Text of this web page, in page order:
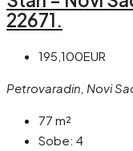
22671.
195,100EUR
Petrovaradin, Novi
77 m²
Sobe: 4